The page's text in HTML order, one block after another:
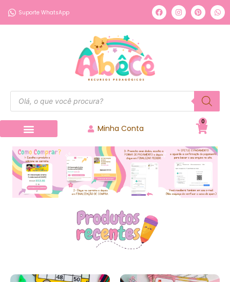
Suporte WhatsApp
Minha Conta
0